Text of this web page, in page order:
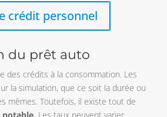
crédit personnel
du prêt auto
des crédits à la consommation. Les
la simulation, que ce soit la durée ou
mêmes. Toutefois, il existe tout de